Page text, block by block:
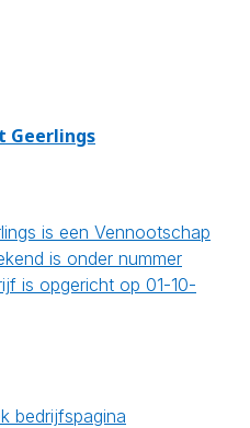
Geerlings
is een Vennootschap
is onder nummer
is opgericht op 01-10-
bedrijfspagina